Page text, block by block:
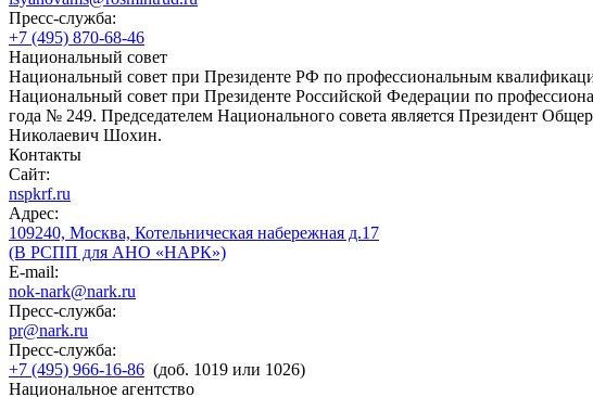
Пресс-служба:
+7 (495) 870-68-46
Национальный совет
Национальный совет при Президенте РФ по профессиональным
Национальный совет при Президенте Российской Федерации по
года № 249. Председателем Национального совета является Президент
Николаевич Шохин.
Контакты
Сайт:
nspkrf.ru
Адрес:
109240, Москва, Котельническая набережная д.17
(В РСПП для АНО «НАРК»)
E-mail:
nok-nark@nark.ru
Пресс-служба:
pr@nark.ru
Пресс-служба:
+7 (495) 966-16-86 (доб. 1019 или 1026)
Национальное агентство